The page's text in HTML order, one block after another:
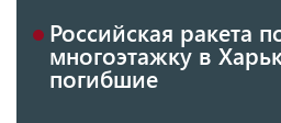
Российская ракета
многоэтажку в
погибшие